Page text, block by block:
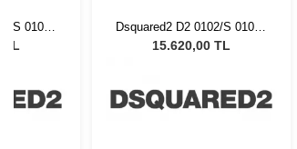
S 01008
Gözlüğü
TL
Dsquared2 D2 0102/S 01008
- 57 Kadın Güneş Gözlüğü
15.620,00 TL